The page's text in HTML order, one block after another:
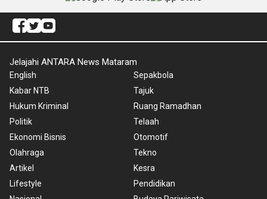
Jelajahi ANTARA News Mataram
English
Kabar NTB
Hukum Kriminal
Politik
Ekonomi Bisnis
Olahraga
Artikel
Lifestyle
Sepakbola
Tajuk
Ruang Ramadhan
Telaah
Otomotif
Tekno
Kesra
Pendidikan